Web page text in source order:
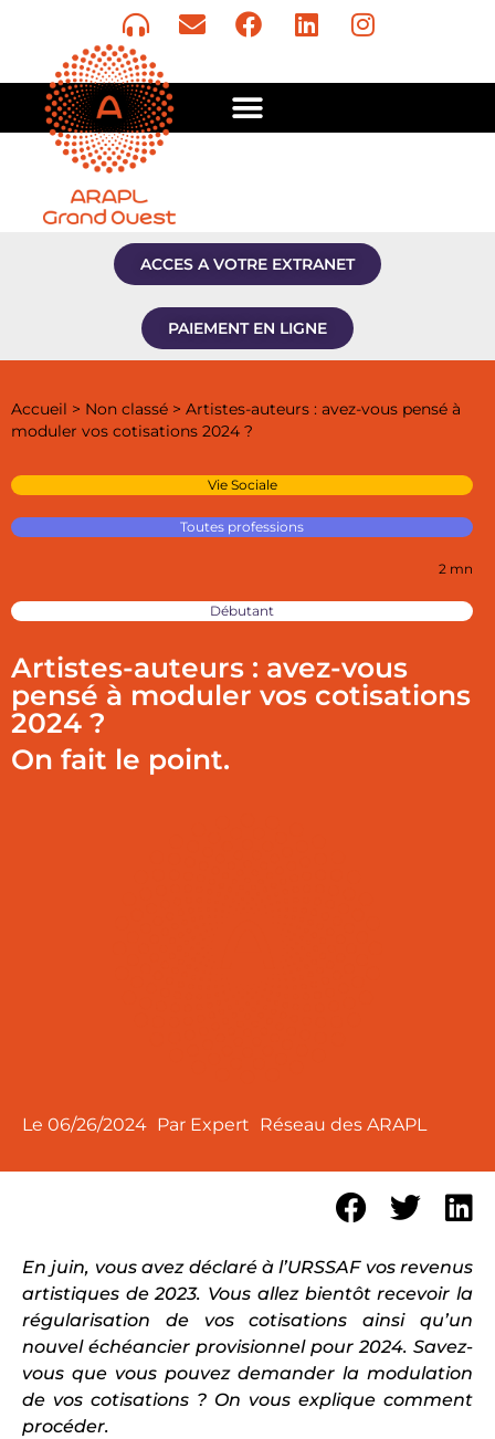
ACCES A VOTRE EXTRANET
PAIEMENT EN LIGNE
Accueil > Non classé > Artistes-auteurs : avez-vous pensé à
moduler vos cotisations 2024 ?
Vie Sociale
Toutes professions
2 mn
Débutant
Artistes-auteurs : avez-vous
pensé à moduler vos cotisations
2024 ?
On fait le point.
Le 06/26/2024 Par Expert Réseau des ARAPL
En juin, vous avez déclaré à l’URSSAF vos revenus
artistiques de 2023. Vous allez bientôt recevoir la
régularisation de vos cotisations ainsi qu’un
nouvel échéancier provisionnel pour 2024. Savez-
vous que vous pouvez demander la modulation
de vos cotisations ? On vous explique comment
procéder.